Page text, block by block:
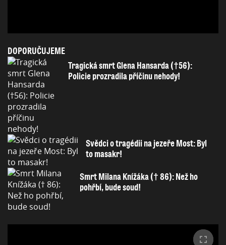
DOPORUČUJEME
Tragická smrt Glena Hansarda (†56):
Policie prozradila příčinu nehody!
Svědci o tragédii na jezeře Most: Byl
to masakr!
Smrt Milana Knížáka († 86): Než ho
pohřbí, bude soud!